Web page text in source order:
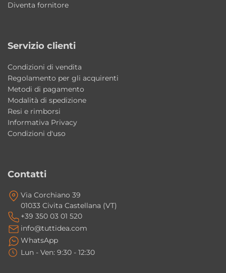
una piacevole sensazione al contatto.
Scegliere Astra significa affidarsi a una vasca
praticità quotidiana. Le dimensioni
equilibrate, il sistema idromassaggio e la
qualità costruttiva Colacril la rendono una
soluzione ideale per chi desidera creare una
zona benessere funzionale e accogliente.
• Capacità: 140 litri
• Materiale: Acrilico
• Finitura: Bianco Lucido
• Versione IDRO+ con 6 getti Whirlpool
• Versione IDRO-TECNO con 6 getti Whirlpool
Diventa fornitore
Servizio clienti
Condizioni di vendita
Regolamento per gli acquirenti
Metodi di pagamento
Modalità di spedizione
Resi e rimborsi
Informativa Privacy
Condizioni d'uso
Contatti
Via Corchiano 39
01033 Civita Castellana (VT)
+39 350 03 01 520
info@tuttidea.com
WhatsApp
Lun - Ven: 9:30 - 12:30